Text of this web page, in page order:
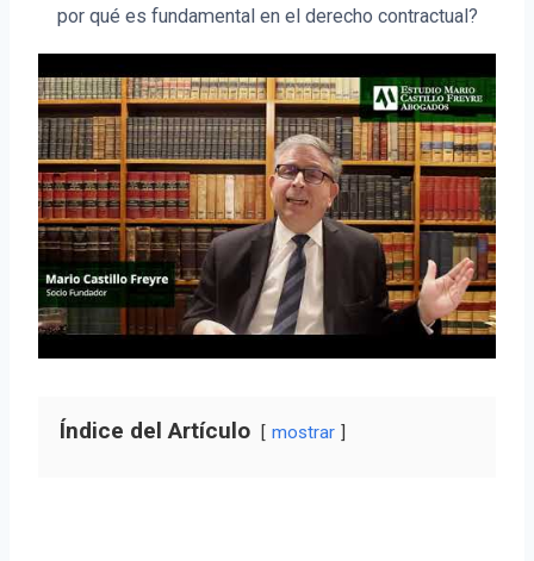
por qué es fundamental en el derecho contractual?
Índice del Artículo mostrar